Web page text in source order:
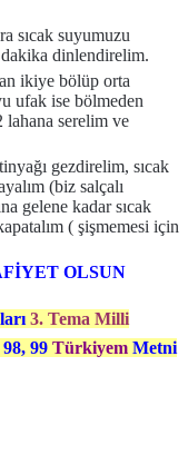
sıcak suyumuzu
dakika dinlendirelim.
ikiye bölüp orta
ufak ise bölmeden
lahana serelim ve
gezdirelim, sıcak
(biz salçalı
gelene kadar sıcak
( şişmemesi için
OLSUN
3. Tema Milli
99 Türkiyem Metni